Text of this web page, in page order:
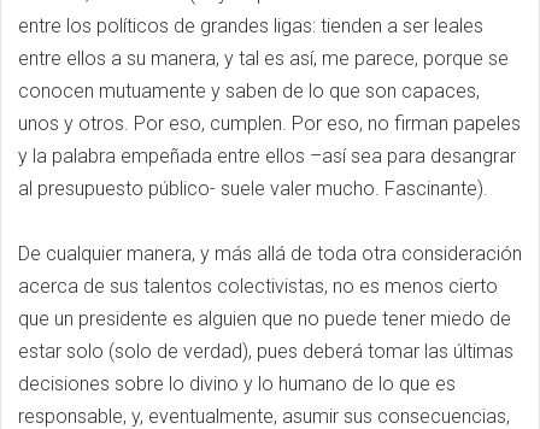
entre los políticos de grandes ligas: tienden a ser leales
entre ellos a su manera, y tal es así, me parece, porque se
conocen mutuamente y saben de lo que son capaces,
unos y otros. Por eso, cumplen. Por eso, no firman papeles
y la palabra empeñada entre ellos –así sea para desangrar
al presupuesto público- suele valer mucho. Fascinante).
De cualquier manera, y más allá de toda otra consideración
acerca de sus talentos colectivistas, no es menos cierto
que un presidente es alguien que no puede tener miedo de
estar solo (solo de verdad), pues deberá tomar las últimas
decisiones sobre lo divino y lo humano de lo que es
responsable, y, eventualmente, asumir sus consecuencias,